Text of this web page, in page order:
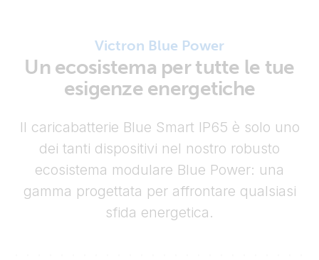
Victron Blue Power
Un ecosistema per tutte le tue
esigenze energetiche
Il caricabatterie Blue Smart IP65 è solo uno
dei tanti dispositivi nel nostro robusto
ecosistema modulare Blue Power: una
gamma progettata per affrontare qualsiasi
sfida energetica.